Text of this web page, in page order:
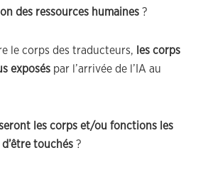
des ressources humaines ?
le corps des traducteurs, les corps
exposés par l’arrivée de l’IA au
les corps et/ou fonctions les
touchés ?